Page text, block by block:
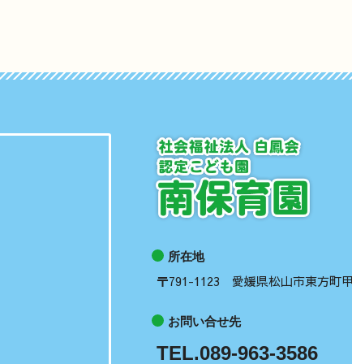
所在地
〒791-1123 愛媛県松山市東方町
お問い合せ先
TEL.089-963-3586